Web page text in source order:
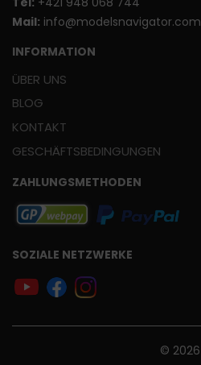
Mail: info@modelsnavigator.com
INFORMATION
ÜBER UNS
BLOG
KONTAKT
GESCHÄFTSBEDINGUNGEN
ZAHLUNGSMETHODEN
SOZIALE NETZWERKE
© 2026